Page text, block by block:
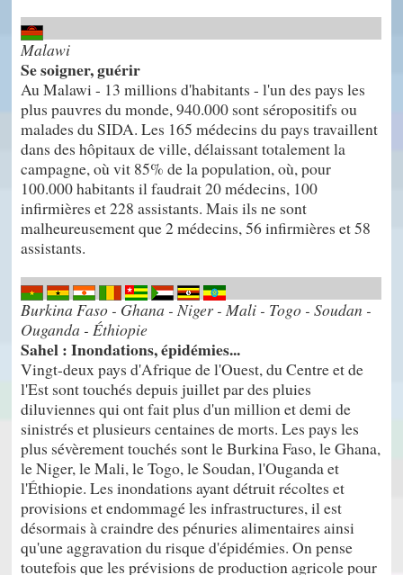
Malawi
Se soigner, guérir
Au Malawi - 13 millions d'habitants - l'un des pays les
plus pauvres du monde, 940.000 sont séropositifs ou
malades du SIDA. Les 165 médecins du pays travaillent
dans des hôpitaux de ville, délaissant totalement la
campagne, où vit 85% de la population, où, pour
100.000 habitants il faudrait 20 médecins, 100
infirmières et 228 assistants. Mais ils ne sont
malheureusement que 2 médecins, 56 infirmières et 58
assistants.
Burkina Faso - Ghana - Niger - Mali - Togo - Soudan -
Ouganda - Éthiopie
Sahel : Inondations, épidémies...
Vingt-deux pays d'Afrique de l'Ouest, du Centre et de
l'Est sont touchés depuis juillet par des pluies
diluviennes qui ont fait plus d'un million et demi de
sinistrés et plusieurs centaines de morts. Les pays les
plus sévèrement touchés sont le Burkina Faso, le Ghana,
le Niger, le Mali, le Togo, le Soudan, l'Ouganda et
l'Éthiopie. Les inondations ayant détruit récoltes et
provisions et endommagé les infrastructures, il est
désormais à craindre des pénuries alimentaires ainsi
qu'une aggravation du risque d'épidémies. On pense
toutefois que les prévisions de production agricole pour